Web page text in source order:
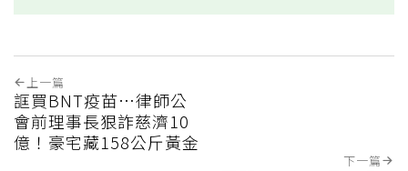
上一篇
誆買BNT疫苗…律師公
會前理事長狠詐慈濟10
億！豪宅藏158公斤黃金
下一篇